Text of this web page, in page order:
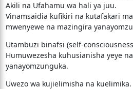
Akili na Ufahamu wa hali ya juu.
Vinamsaidia kufikiri na kutafakari
mwenyewe na mazingira
Utambuzi binafsi (self-
Humuwezesha kuhusianisha yeye
yanayomzunguka.
Uwezo wa kujielimisha na kuelimika.